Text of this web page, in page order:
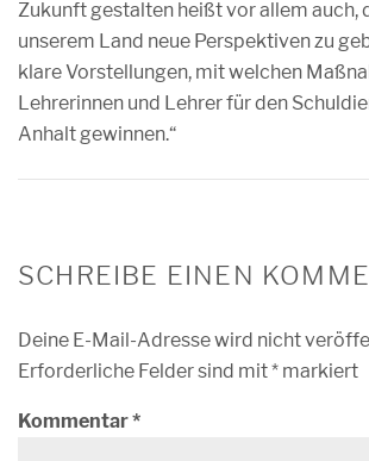
Zukunft gestalten heißt vor allem auch,
unserem Land neue Perspektiven zu
klare Vorstellungen, mit welchen
Lehrerinnen und Lehrer für den
Anhalt gewinnen.“
SCHREIBE EINEN
Deine E-Mail-Adresse wird nicht
Erforderliche Felder sind mit* markiert
Kommentar*